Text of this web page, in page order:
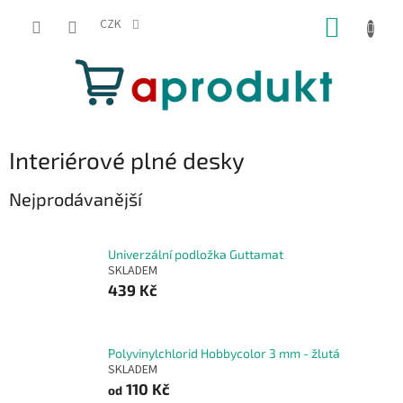
CZK
Interiérové plné desky
Nejprodávanější
Univerzální podložka Guttamat
SKLADEM
439 Kč
Polyvinylchlorid Hobbycolor 3 mm - žlutá
SKLADEM
od 110 Kč